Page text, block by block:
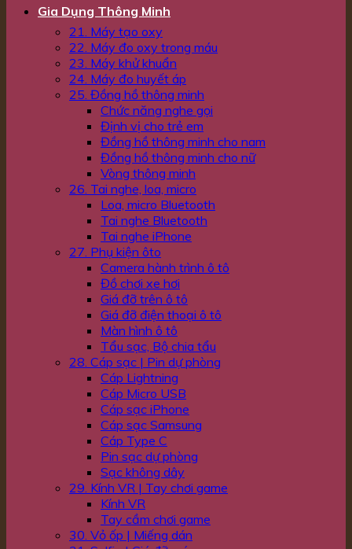
Gia Dụng Thông Minh
21. Máy tạo oxy
22. Máy đo oxy trong máu
23. Máy khử khuẩn
24. Máy đo huyết áp
25. Đồng hồ thông minh
Chức năng nghe gọi
Định vị cho trẻ em
Đồng hồ thông minh cho nam
Đồng hồ thông minh cho nữ
Vòng thông minh
26. Tai nghe, loa, micro
Loa, micro Bluetooth
Tai nghe Bluetooth
Tai nghe iPhone
27. Phụ kiện ôto
Camera hành trình ô tô
Đồ chơi xe hơi
Giá đỡ trên ô tô
Giá đỡ điện thoại ô tô
Màn hình ô tô
Tẩu sạc, Bộ chia tẩu
28. Cáp sạc | Pin dự phòng
Cáp Lightning
Cáp Micro USB
Cáp sạc iPhone
Cáp sạc Samsung
Cáp Type C
Pin sạc dự phòng
Sạc không dây
29. Kính VR | Tay chơi game
Kính VR
Tay cầm chơi game
30. Vỏ ốp | Miếng dán